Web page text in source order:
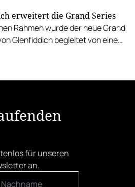
erweitert die Grand Series
Rahmen wurde der neue Grand
Glenfiddich begleitet von einem
für unseren
an.